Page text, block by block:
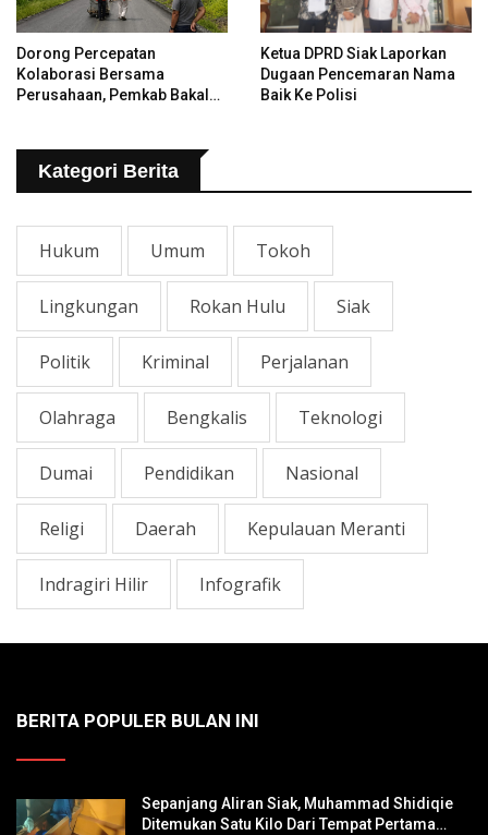
Dorong Percepatan
Kolaborasi Bersama
Perusahaan, Pemkab Bakal
Ketua DPRD Siak Laporkan
Dugaan Pencemaran Nama
Baik Ke Polisi
Kategori Berita
Hukum Umum Tokoh
Lingkungan Rokan Hulu Siak
Politik Kriminal Perjalanan
Olahraga Bengkalis Teknologi
Dumai Pendidikan Nasional
Religi Daerah Kepulauan Meranti
Indragiri Hilir Infografik
BERITA POPULER BULAN INI
Sepanjang Aliran Siak, Muhammad Shidiqie
Ditemukan Satu Kilo Dari Tempat Pertama